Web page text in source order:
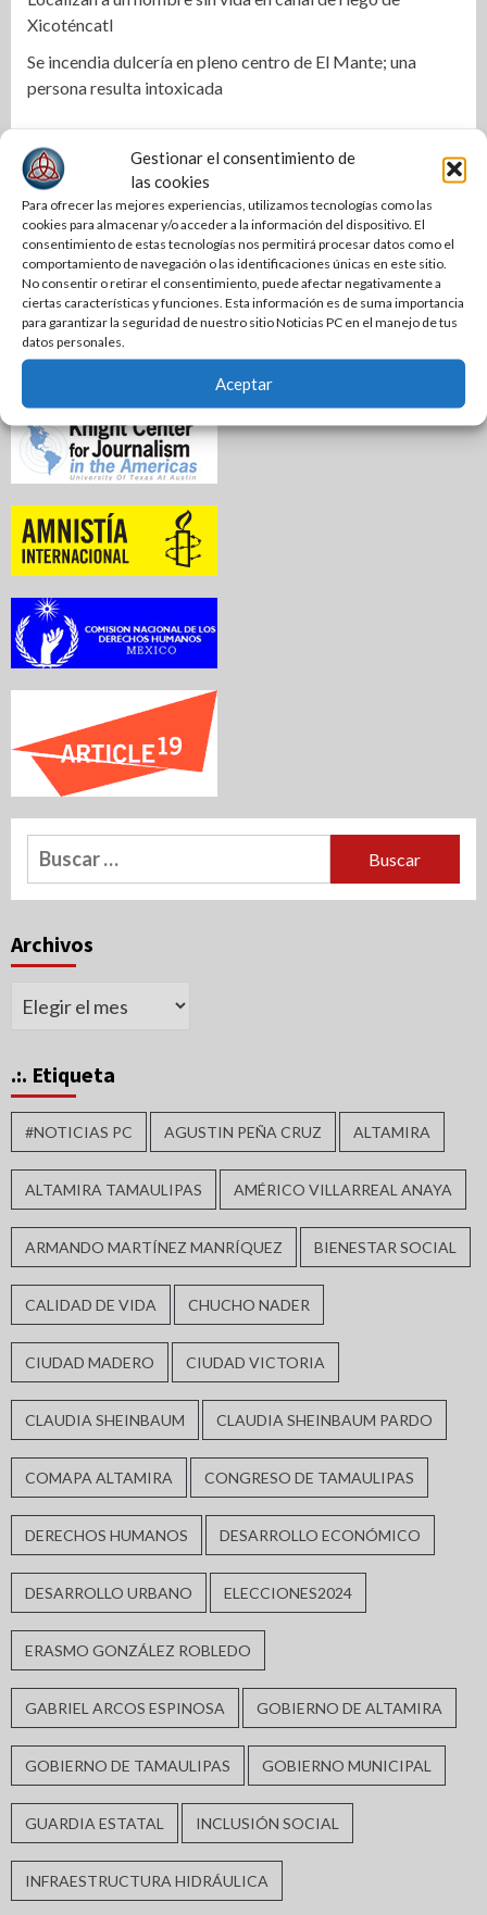
Gestionar el consentimiento de
las cookies
Para ofrecer las mejores experiencias, utilizamos tecnologías como las
cookies para almacenar y/o acceder a la información del dispositivo. El
consentimiento de estas tecnologías nos permitirá procesar datos como el
comportamiento de navegación o las identificaciones únicas en este sitio.
No consentir o retirar el consentimiento, puede afectar negativamente a
ciertas características y funciones. Esta información es de suma importancia
para garantizar la seguridad de nuestro sitio Noticias PC en el manejo de tus
datos personales.
Aceptar
Xicoténcatl
Se incendia dulcería en pleno centro de El Mante; una
persona resulta intoxicada
Buscar:
Archivos
Archivos
.:. Etiqueta
#NOTICIAS PC AGUSTIN PEÑA CRUZ ALTAMIRA
ALTAMIRA TAMAULIPAS AMÉRICO VILLARREAL ANAYA
ARMANDO MARTÍNEZ MANRÍQUEZ BIENESTAR SOCIAL
CALIDAD DE VIDA CHUCHO NADER
CIUDAD MADERO CIUDAD VICTORIA
CLAUDIA SHEINBAUM CLAUDIA SHEINBAUM PARDO
COMAPA ALTAMIRA CONGRESO DE TAMAULIPAS
DERECHOS HUMANOS DESARROLLO ECONÓMICO
DESARROLLO URBANO ELECCIONES2024
ERASMO GONZÁLEZ ROBLEDO
GABRIEL ARCOS ESPINOSA GOBIERNO DE ALTAMIRA
GOBIERNO DE TAMAULIPAS GOBIERNO MUNICIPAL
GUARDIA ESTATAL INCLUSIÓN SOCIAL
INFRAESTRUCTURA HIDRÁULICA